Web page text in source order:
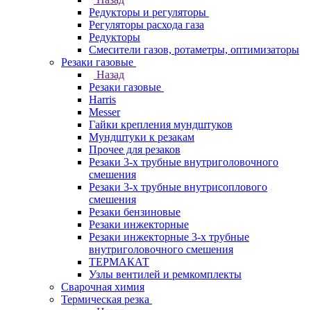
Редукторы и регуляторы
Регуляторы расхода газа
Редукторы
Смесители газов, ротаметры, оптимизаторы
Резаки газовые
Назад
Резаки газовые
Harris
Messer
Гайки крепления мундштуков
Мундштуки к резакам
Прочее для резаков
Резаки 3-х трубные внутриголовочного
смешения
Резаки 3-х трубные внутрисоплового
смешения
Резаки бензиновые
Резаки инжекторные
Резаки инжекторные 3-х трубные
внутриголовочного смешения
ТЕРМАКАТ
Узлы вентилей и ремкомплекты
Сварочная химия
Термическая резка